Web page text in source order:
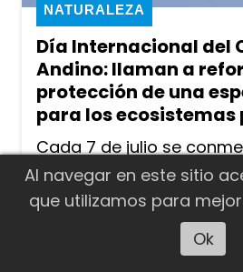
Día Internacional del
Andino: llaman a
protección de una
para los
NATURALEZA
Cada 7 de julio se
Internacional del Cóndor
fecha destinada a
importancia de
especies más
Al navegar en este sitio
que utilizamos para
Ok